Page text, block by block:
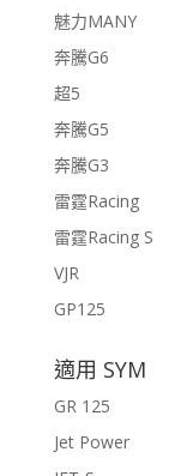
魅力MANY
奔騰G6
超5
奔騰G5
奔騰G3
雷霆Racing
雷霆Racing S
VJR
GP125
適用 SYM
GR 125
Jet Power